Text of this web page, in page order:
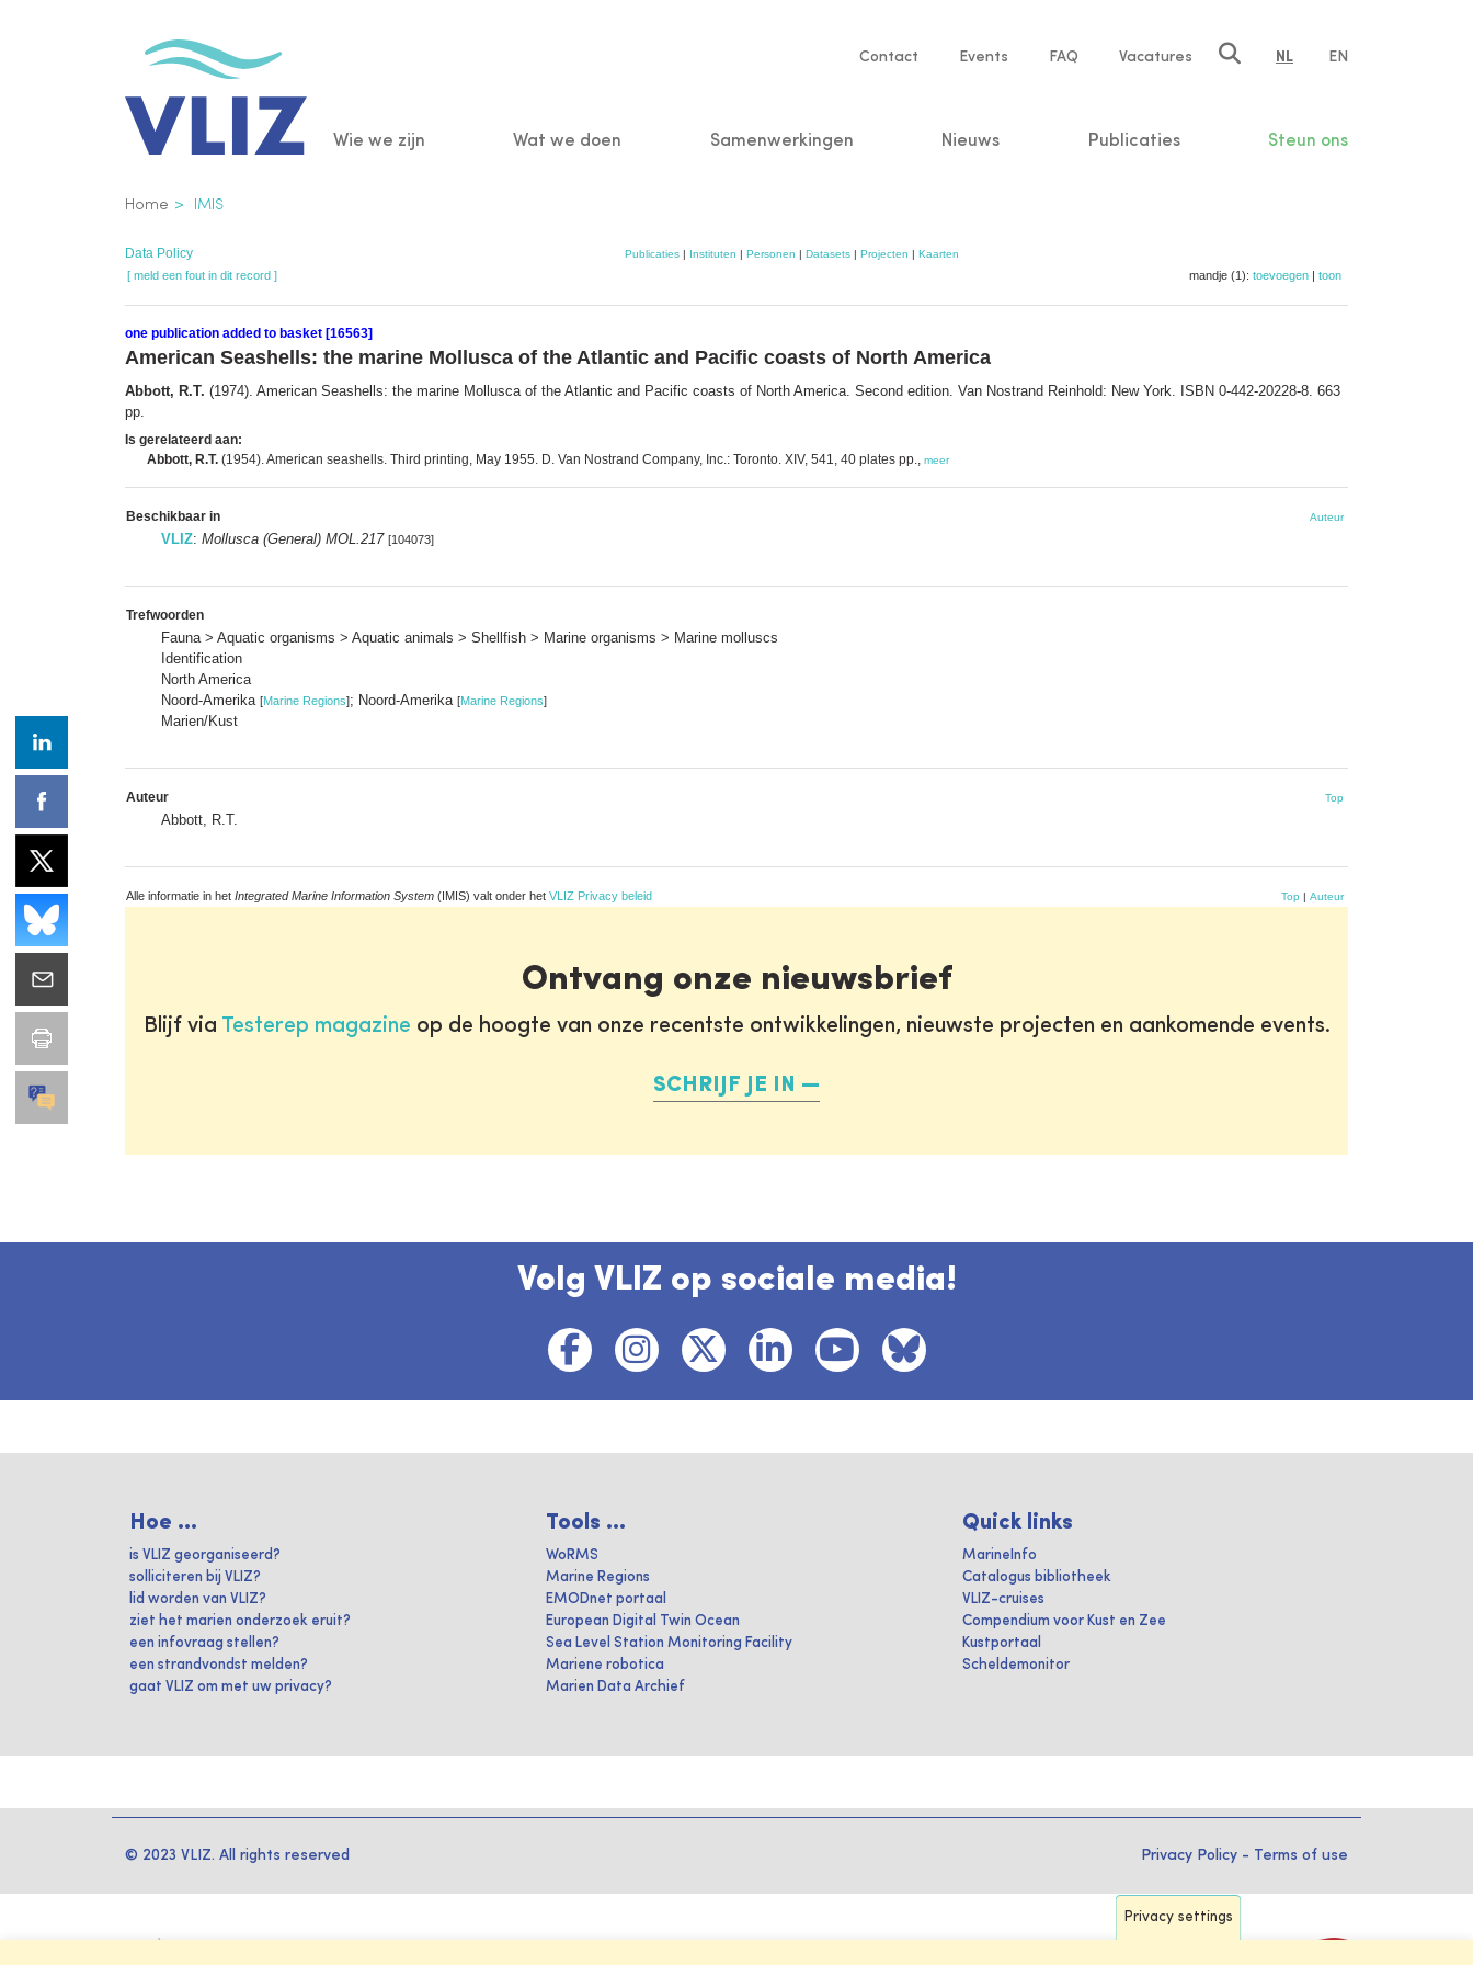
Service
Contact Events FAQ Vacatures NL EN
Main
Wie we zijn Wat we doen Samenwerkingen Nieuws Publicaties Steun ons
Kruimelpad
Home IMIS
Data Policy Publicaties| Instituten | Personen | Datasets| Projecten | Kaarten
[ meld een fout in dit record ] mandje (1): toevoegen | toon
one publication added to basket [16563]
American Seashells: the marine Mollusca of the Atlantic and Pacific coasts of North America
Abbott, R.T. (1974). American Seashells: the marine Mollusca of the Atlantic and Pacific coasts of North America. Second edition. Van Nostrand Reinhold: New York. ISBN 0-442-20228-8. 663
pp.
Is gerelateerd aan:
Abbott, R.T. (1954). American seashells. Third printing, May 1955. D. Van Nostrand Company, Inc.: Toronto. XIV, 541, 40 plates pp., meer
Beschikbaar in Auteur
VLIZ: Mollusca (General) MOL.217 [104073]
Trefwoorden
Fauna > Aquatic organisms > Aquatic animals > Shellfish > Marine organisms > Marine molluscs
Identification
North America
Noord-Amerika [Marine Regions]; Noord-Amerika [Marine Regions]
Marien/Kust
Auteur Top
Abbott, R.T.
Alle informatie in het Integrated Marine Information System (IMIS) valt onder het VLIZ Privacy beleid Top | Auteur
Ontvang onze nieuwsbrief
Blijf via Testerep magazine op de hoogte van onze recentste ontwikkelingen, nieuwste projecten en aankomende events.
SCHRIJF JE IN
Volg VLIZ op sociale media!
Hoe ...
is VLIZ georganiseerd?
solliciteren bij VLIZ?
lid worden van VLIZ?
ziet het marien onderzoek eruit?
een infovraag stellen?
een strandvondst melden?
gaat VLIZ om met uw privacy?
Tools ...
WoRMS
Marine Regions
EMODnet portaal
European Digital Twin Ocean
Sea Level Station Monitoring Facility
Mariene robotica
Marien Data Archief
Quick links
MarineInfo
Catalogus bibliotheek
VLIZ-cruises
Compendium voor Kust en Zee
Kustportaal
Scheldemonitor
© 2023 VLIZ. All rights reserved Privacy Policy - Terms of use
Privacy settings